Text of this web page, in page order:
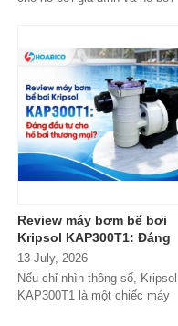
Review máy bơm bể bơi
Kripsol KAP300T1: Đáng
đầu tư cho hồ bơi thương
mại?
13 July, 2026
Nếu chỉ nhìn thông số, Kripsol
KAP300T1 là một chiếc máy